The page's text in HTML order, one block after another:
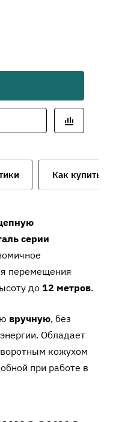
Как купить
серии
перемещения
до 12 метров.
вручную, без
Обладает
кожухом
при работе в